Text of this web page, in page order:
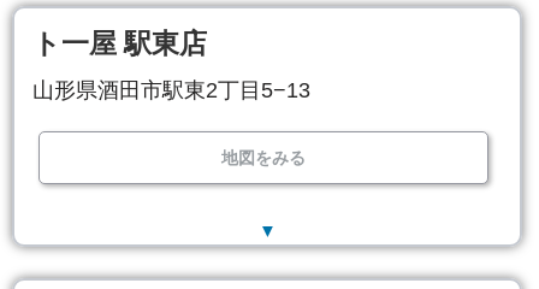
ト一屋 駅東店
山形県酒田市駅東2丁目5−13
地図をみる
▼